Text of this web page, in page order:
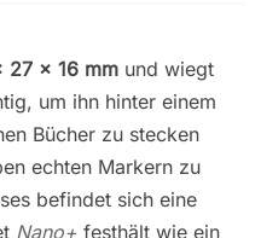
27 × 16 mm und wiegt
um ihn hinter einem
Bücher zu stecken
echten Markern zu
befindet sich eine
Nano+ festhält wie ein